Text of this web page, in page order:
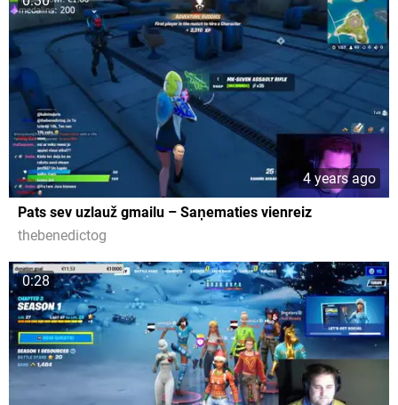
4 years ago
Pats sev uzlauž gmailu – Saņematies vienreiz
thebenedictog
0:28